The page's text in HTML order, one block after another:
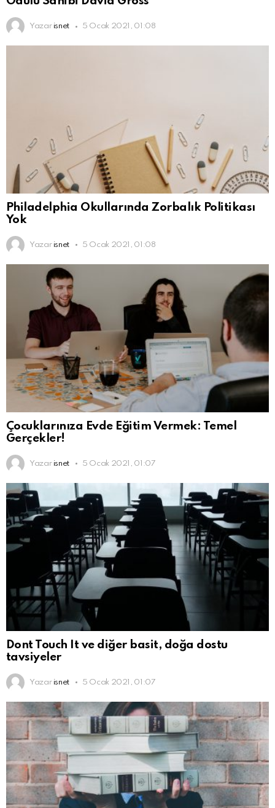
Yazar isnet 5 Ocak 2021, 01:08
Philadelphia Okullarında Zorbalık Politikası
Yok
Yazar isnet 5 Ocak 2021, 01:08
Çocuklarınıza Evde Eğitim Vermek: Temel
Gerçekler!
Yazar isnet 5 Ocak 2021, 01:07
Dont Touch It ve diğer basit, doğa dostu
tavsiyeler
Yazar isnet 5 Ocak 2021, 01:07